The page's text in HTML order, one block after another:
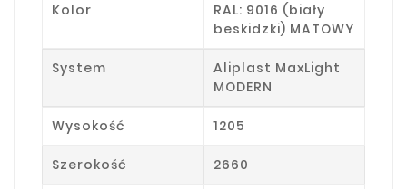
Kolor
RAL: 9016 (biały
beskidzki) MATOWY
System
Aliplast MaxLight
MODERN
Wysokość 1205
Szerokość 2660